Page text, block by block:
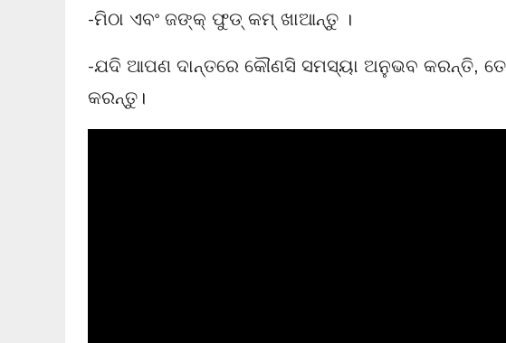
-ମିଠା ଏବଂ ଜଙ୍କ୍ ଫୁଡ୍ କମ୍ ଖାଆନ୍ତୁ ।
-ଯଦି ଆପଣ ଦାନ୍ତରେ କୌଣସି ସମସ୍ୟା ଅନୁଭବ କରନ୍ତି,
କରନ୍ତୁ।